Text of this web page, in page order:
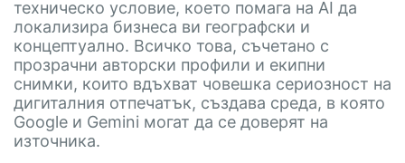
техническо условие, което помага на AI да
локализира бизнеса ви географски и
концептуално. Всичко това, съчетано с
прозрачни авторски профили и екипни
снимки, които вдъхват човешка сериозност на
дигиталния отпечатък, създава среда, в която
Google и Gemini могат да се доверят на
източника.